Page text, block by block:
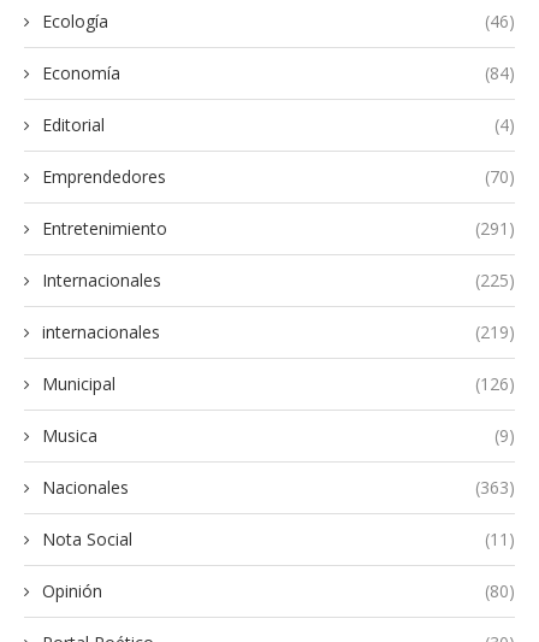
Ecología (46)
Economía (84)
Editorial (4)
Emprendedores (70)
Entretenimiento (291)
Internacionales (225)
internacionales (219)
Municipal (126)
Musica (9)
Nacionales (363)
Nota Social (11)
Opinión (80)